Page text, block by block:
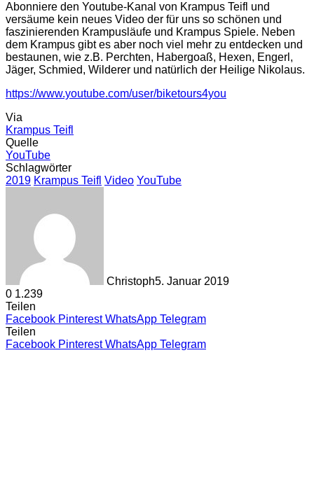
Abonniere den Youtube-Kanal von Krampus Teifl und
versäume kein neues Video der für uns so schönen und
faszinierenden Krampusläufe und Krampus Spiele. Neben
dem Krampus gibt es aber noch viel mehr zu entdecken und
bestaunen, wie z.B. Perchten, Habergoaß, Hexen, Engerl,
Jäger, Schmied, Wilderer und natürlich der Heilige Nikolaus.
https://www.youtube.com/user/biketours4you
Via
Krampus Teifl
Quelle
YouTube
Schlagwörter
2019 Krampus Teifl Video YouTube
Christoph5. Januar 2019
0 1.239
Teilen
Facebook Pinterest WhatsApp Telegram
Teilen
Facebook Pinterest WhatsApp Telegram